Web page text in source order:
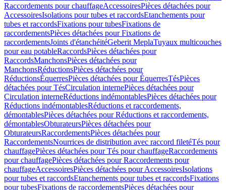
Raccordements pour chauffageAccessoiresPièces détachées pour
AccessoiresIsolations pour tubes et raccordsEtanchements pour
tubes et raccordsFixations pour tubesFixations de
raccordementsPièces détachées pour Fixations de
raccordementsJoints d'étanchéitéGeberit MeplaTuyaux multicouches
pour eau potableRaccordsPièces détachées pour
RaccordsManchonsPièces détachées pour
ManchonsRéductionsPièces détachées pour
RéductionsÉquerresPièces détachées pour ÉquerresTésPièces
détachées pour TésCirculation internePièces détachées pour
Circulation interneRéductions indémontablesPièces détachées pour
Réductions indémontablesRéductions et raccordements,
démontablesPièces détachées pour Réductions et raccordements,
démontablesObturateursPièces détachées pour
ObturateursRaccordementsPièces détachées pour
RaccordementsNourrices de distribution avec raccord filetéTés pour
chauffagePièces détachées pour Tés pour chauffageRaccordements
pour chauffagePièces détachées pour Raccordements pour
chauffageAccessoiresPièces détachées pour AccessoiresIsolations
pour tubes et raccordsEtanchements pour tubes et raccordsFixations
pour tubesFixations de raccordementsPièces détachées pour